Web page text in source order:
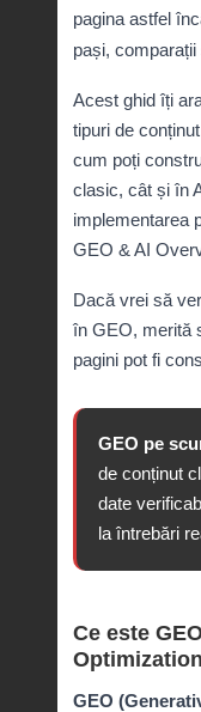
pagina astfel
pași,
Acest ghid îți
tipuri de
cum poți
clasic, cât și în
implementarea
GEO & AI
Dacă vrei să
în GEO, merită
pagini pot fi
GEO pe
de conținut
date
la întrebări
Ce este
GEO